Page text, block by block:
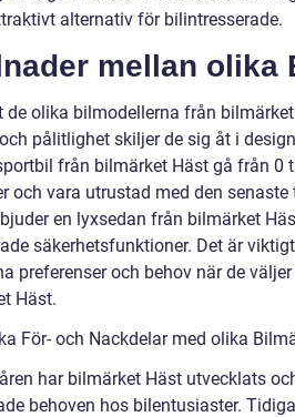
alternativ för bilintresserade.
mellan olika
de olika bilmodellerna från
pålitlighet skiljer de sig åt i
från bilmärket Häst gå från
och vara utrustad med den
en lyxsedan från bilmärket
säkerhetsfunktioner. Det är
preferenser och behov när de
Häst.
För- och Nackdelar med olika
har bilmärket Häst utvecklats
behoven hos bilentusiaster.